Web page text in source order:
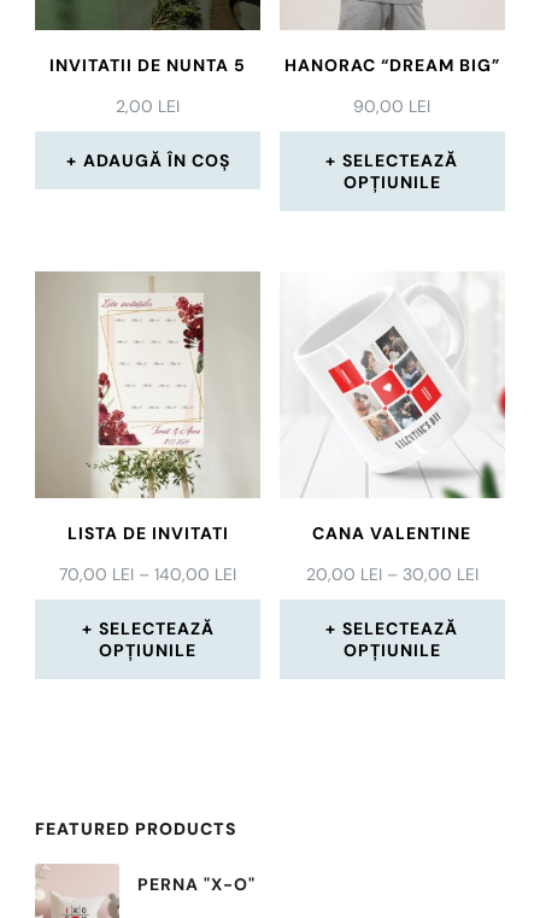
INVITATII DE NUNTA 5
2,00 LEI
ADAUGĂ ÎN COȘ
HANORAC “DREAM BIG”
90,00 LEI
SELECTEAZĂ
OPȚIUNILE
produs
are
mai
multe
variații.
Opțiunile
pot
fi
alese
în
pagina
LISTA DE INVITATI
70,00 LEI – 140,00 LEIINTERVAL
DE
PÂNĂ
SELECTEAZĂ
OPȚIUNILE
mai
variații.
CANA VALENTINE
20,00 LEI – 30,00 LEI
DE
PÂNĂ
SELECTEAZĂ
OPȚIUNILE
FEATURED PRODUCTS
PERNA "X-O"